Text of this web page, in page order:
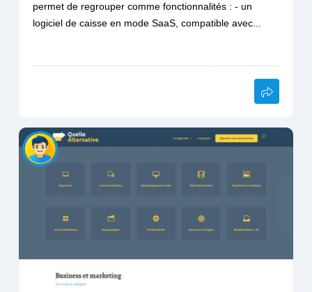
permet de regrouper comme fonctionnalités : - un
logiciel de caisse en mode SaaS, compatible avec...